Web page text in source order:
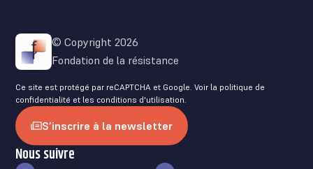
© Copyright 2026
Fondation de la résistance
Ce site est protégé par reCAPTCHA et Google. Voir la politique de
confidentialité et les conditions d'utilisation.
S’inscrire à la newsletter
Nous suivre